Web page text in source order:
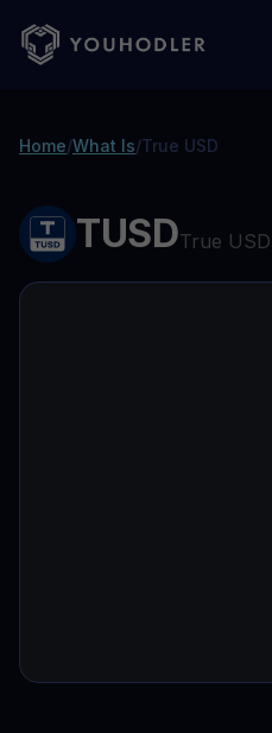
Home/What Is/True USD
TUSDTrue USD